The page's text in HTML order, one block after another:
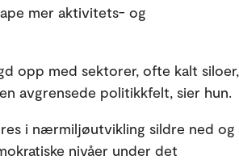
mer aktivitets- og
opp med sektorer, ofte kalt siloer,
avgrensede politikkfelt, sier hun.
i nærmiljøutvikling sildre ned og
nivåer under det